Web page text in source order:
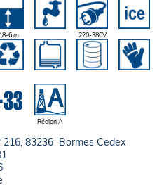
6 m 220-380V
Région A
216, 83236 Bormes Cedex